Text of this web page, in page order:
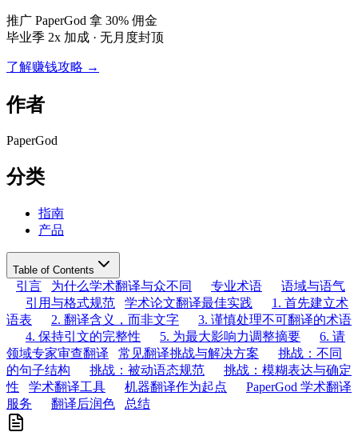
推广 PaperGod 拿 30% 佣金
毕业季 2x 加成 · 无月度封顶
了解赚钱攻略 →
作者
PaperGod
分类
指南
产品
Table of Contents
引言 为什么学术翻译与众不同 专业术语
语域与语气
引用与格式规范
学术论文翻译最佳实践
1. 首先建立术
语表
2. 翻译含义，而非文字
3. 谨慎处理不可翻译的术语
4. 保持引文的完整性
5. 为最大影响力调整摘要
6. 请
领域专家审查翻译
常见翻译挑战与解决方案
挑战：不同
的句子结构
挑战：被动语态规范
挑战：模糊表达与确定
性
学术翻译工具 机器翻译作为起点
PaperGod 学术翻译
服务
翻译后润色 总结